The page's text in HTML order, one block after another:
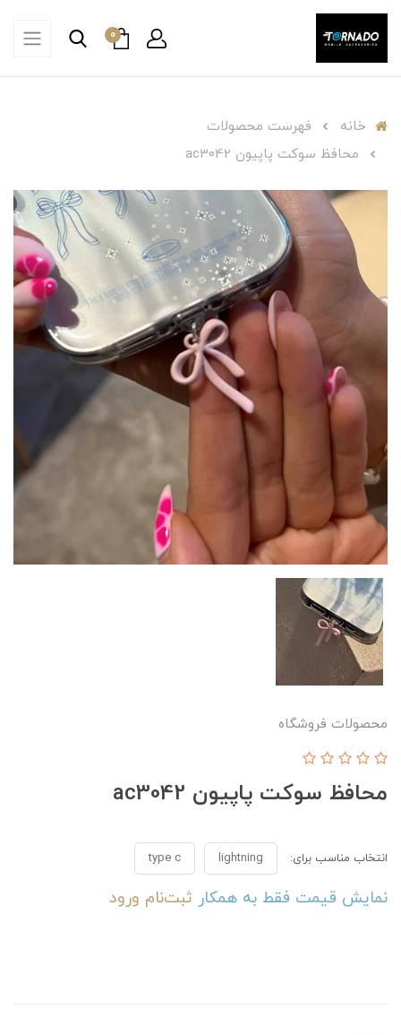
0
خانه
فهرست محصولات
محافظ سوکت پاپیون ac3042
محصولات فروشگاه
محافظ سوکت پاپیون ac3042
انتخاب مناسب برای: lightning
type c
نمایش قیمت فقط به همکار ثبت‌نام ورود